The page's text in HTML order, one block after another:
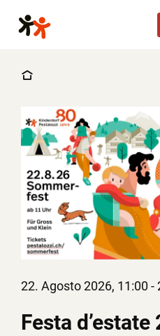
22. Agosto 2026, 11:00 -
Festa d’estate